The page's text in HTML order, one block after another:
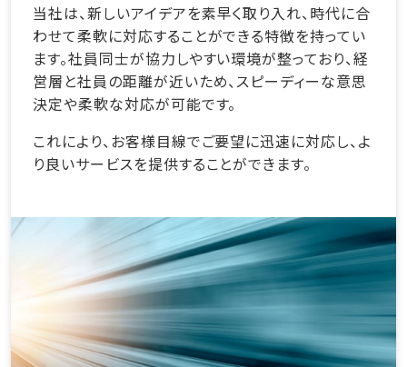
当社は、新しいアイデアを素早く取り入れ、時代に合
わせて柔軟に対応することができる特徴を持ってい
ます。社員同士が協力しやすい環境が整っており、経
営層と社員の距離が近いため、スピーディーな意思
決定や柔軟な対応が可能です。
これにより、お客様目線でご要望に迅速に対応し、よ
り良いサービスを提供することができます。